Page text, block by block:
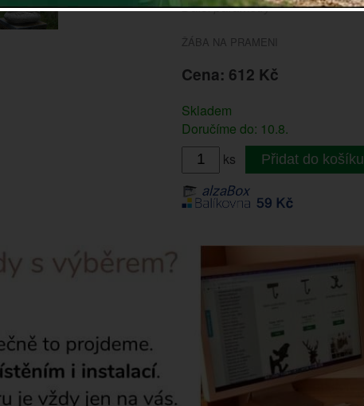
Další parametry
ŽÁBA NA PRAMENI
Cena: 612 Kč
Skladem
Doručíme do: 10.8.
ks
Přidat do košíku